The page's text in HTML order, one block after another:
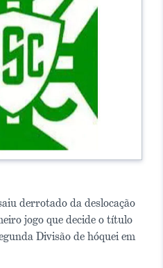
derrotado da deslocação
jogo que decide o título
Divisão de hóquei em